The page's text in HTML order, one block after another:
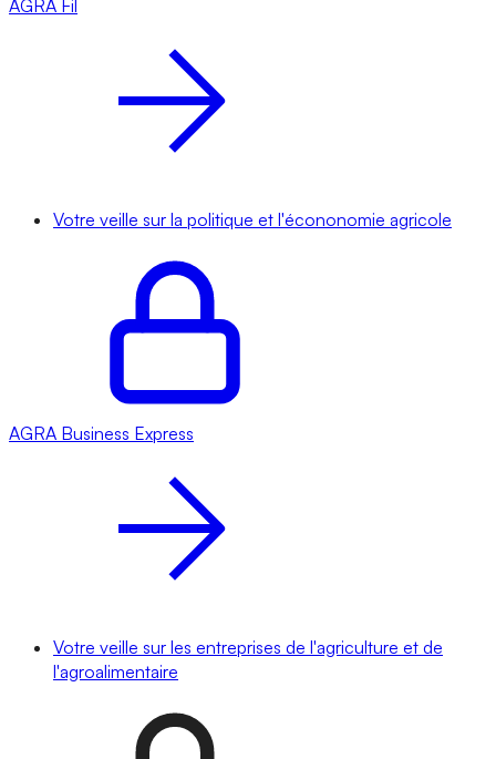
AGRA Fil
Votre veille sur la politique et l'écononomie agricole
AGRA Business Express
Votre veille sur les entreprises de l'agriculture et de
l'agroalimentaire